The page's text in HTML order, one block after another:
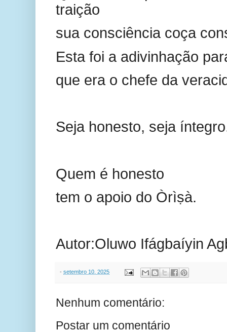
traição
sua consciência coça
Esta foi a adivinhação
que era o chefe da
Seja honesto, seja
Quem é honesto
tem o apoio do Òrìṣà.
Autor:Oluwo Ifágbaíyin
- setembro 10, 2025
Nenhum comentário:
Postar um comentário